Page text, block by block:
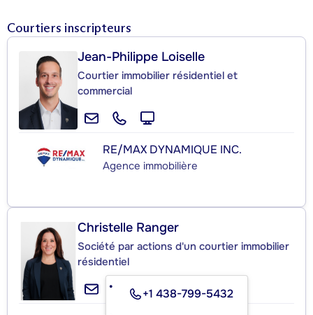
Courtiers inscripteurs
Jean-Philippe Loiselle
Courtier immobilier résidentiel et
commercial
RE/MAX DYNAMIQUE INC.
Agence immobilière
Christelle Ranger
Société par actions d'un courtier immobilier
résidentiel
+1 438-799-5432